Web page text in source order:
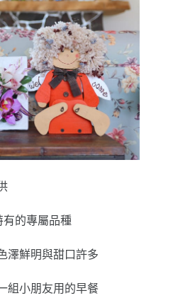
有的專屬品種
澤鮮明與甜口許多
組小朋友用的早餐